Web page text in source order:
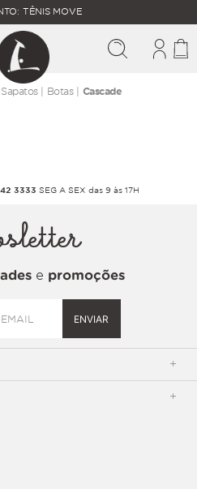
FALTAM
MAIS
R$
400,00
PARA O
FRETE
GRÁTIS
TÊNIS MOVE
sapatos botas Cascade
3333 SEG A SEX das 9 às 17H
e promoções
ENVIAR
+
+